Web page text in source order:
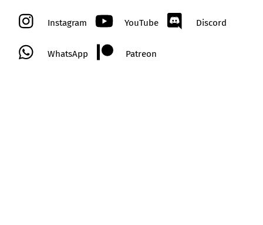
Instagram YouTube Discord
WhatsApp Patreon